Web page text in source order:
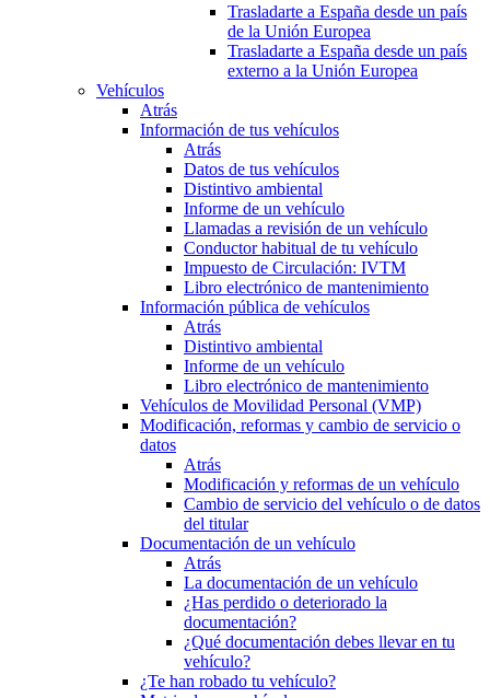
Trasladarte a España desde un país
de la Unión Europea
Trasladarte a España desde un país
externo a la Unión Europea
Vehículos
Atrás
Información de tus vehículos
Atrás
Datos de tus vehículos
Distintivo ambiental
Informe de un vehículo
Llamadas a revisión de un vehículo
Conductor habitual de tu vehículo
Impuesto de Circulación: IVTM
Libro electrónico de mantenimiento
Información pública de vehículos
Atrás
Distintivo ambiental
Informe de un vehículo
Libro electrónico de mantenimiento
Vehículos de Movilidad Personal (VMP)
Modificación, reformas y cambio de servicio o
datos
Atrás
Modificación y reformas de un vehículo
Cambio de servicio del vehículo o de datos
del titular
Documentación de un vehículo
Atrás
La documentación de un vehículo
¿Has perdido o deteriorado la
documentación?
¿Qué documentación debes llevar en tu
vehículo?
¿Te han robado tu vehículo?